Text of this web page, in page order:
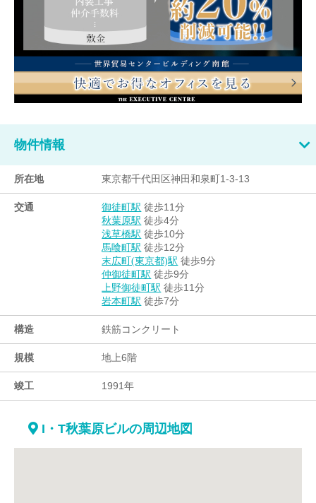
物件情報
所在地 東京都千代田区神田和泉町1-3-13
交通 御徒町駅 徒歩11分
秋葉原駅 徒歩4分
浅草橋駅 徒歩10分
馬喰町駅 徒歩12分
末広町(東京都)駅 徒歩9分
仲御徒町駅 徒歩9分
上野御徒町駅 徒歩11分
岩本町駅 徒歩7分
構造 鉄筋コンクリート
規模 地上6階
竣工 1991年
I・T秋葉原ビルの周辺地図